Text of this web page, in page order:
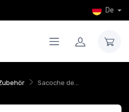
De
Sacoche de...